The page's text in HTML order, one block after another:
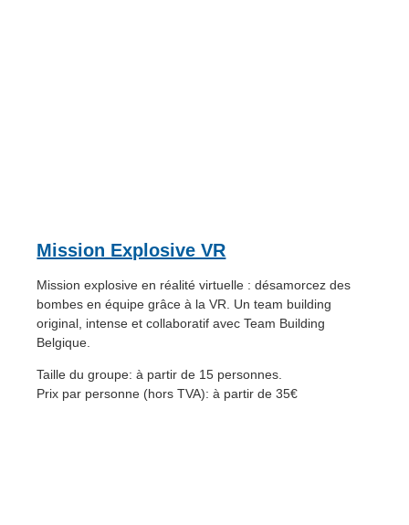
Mission Explosive VR
Mission explosive en réalité virtuelle : désamorcez des
bombes en équipe grâce à la VR. Un team building
original, intense et collaboratif avec Team Building
Belgique.
Taille du groupe: à partir de 15 personnes.
Prix par personne (hors TVA): à partir de 35€